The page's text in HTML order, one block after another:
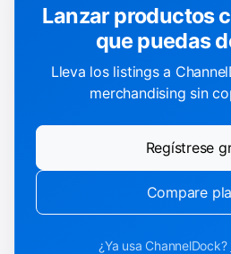
Lanzar productos
que puedas
Lleva los listings a
merchandising sin
Regístrese
Compare
¿Ya usa ChannelDock?